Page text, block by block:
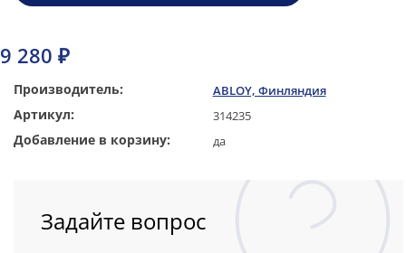
Производитель: ABLOY, Финляндия
Артикул: 314235
Добавление в корзину: да
9 280 ₽
Задайте вопрос